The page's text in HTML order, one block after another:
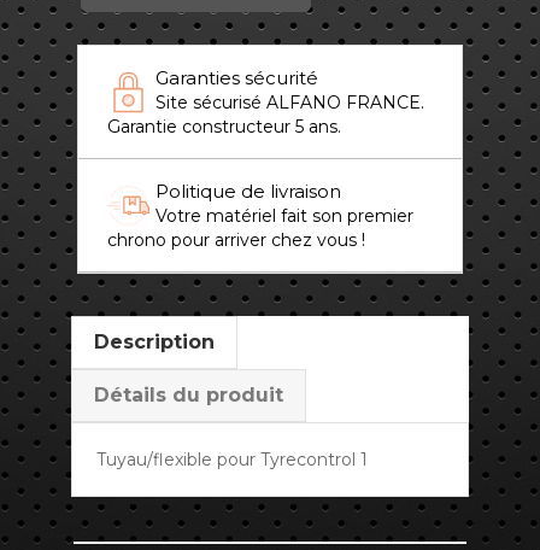
Garanties sécurité
Site sécurisé ALFANO FRANCE.
Garantie constructeur 5 ans.
Politique de livraison
Votre matériel fait son premier
chrono pour arriver chez vous !
Description
Détails du produit
Tuyau/flexible pour Tyrecontrol 1